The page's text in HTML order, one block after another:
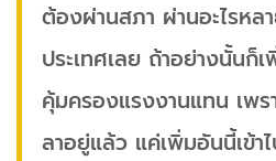
ต้องผ่านสภา ผ่านอะไรหล
ประเทศเลย ถ้าอย่างนั้นก็
คุ้มครองแรงงานแทน เพ
ลาอยู่แล้ว แค่เพิ่มอันนี้เข้า